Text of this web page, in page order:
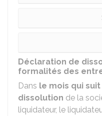
Déclaration de
formalités des
Dans le mois qui
dissolution de la
liquidateur, le